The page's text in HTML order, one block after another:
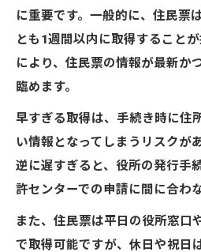
に重要です。一般的に、住民票
とも1週間以内に取得すること
により、住民票の情報が最新か
臨めます。
早すぎる取得は、手続き時に住
い情報となってしまうリスクが
逆に遅すぎると、役所の発行手
許センターでの申請に間に合わ
また、住民票は平日の役所窓口
で取得可能ですが、休日や祝日